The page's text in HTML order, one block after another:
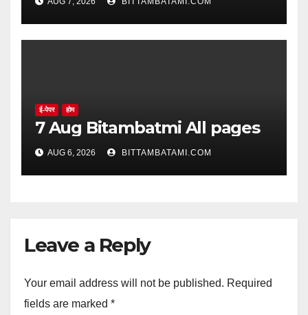
ई-पेपर होम
7 Aug Bitambatmi All pages
AUG 6, 2026 BITTAMBATAMI.COM
Leave a Reply
Your email address will not be published. Required
fields are marked *